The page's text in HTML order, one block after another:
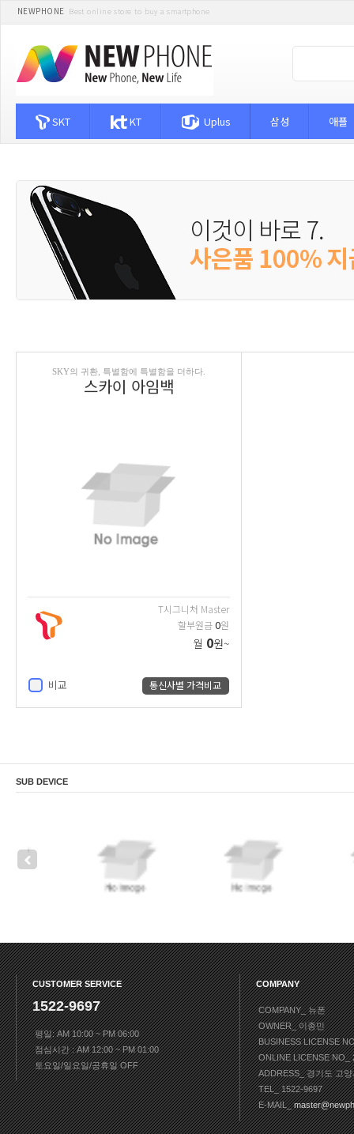
NEWPHONE Best online store to buy a smartphone
SKT KT Uplus 삼성 애플
SKY의 귀환, 특별함에 특별함을 더하다.
스카이 아임백
T시그니처 Master
할부원금0원
월 0원~
비교 통신사별 가격비교
SUB DEVICE
CUSTOMER SERVICE
1522-9697
평일: AM 10:00 ~ PM 06:00
점심시간 : AM 12:00 ~ PM 01:00
토요일/일요일/공휴일 OFF
COMPANY
COMPANY_ 뉴폰
OWNER_ 이종민
BUSINESS LICENSE
ONLINE LICENSE NO_
ADDRESS_ 경기도 고
TEL_ 1522-9697
E-MAIL_